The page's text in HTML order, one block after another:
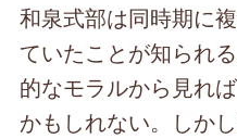
和泉式部は同時期に
ていたことが知られ
的なモラルから見れ
かもしれない。しか